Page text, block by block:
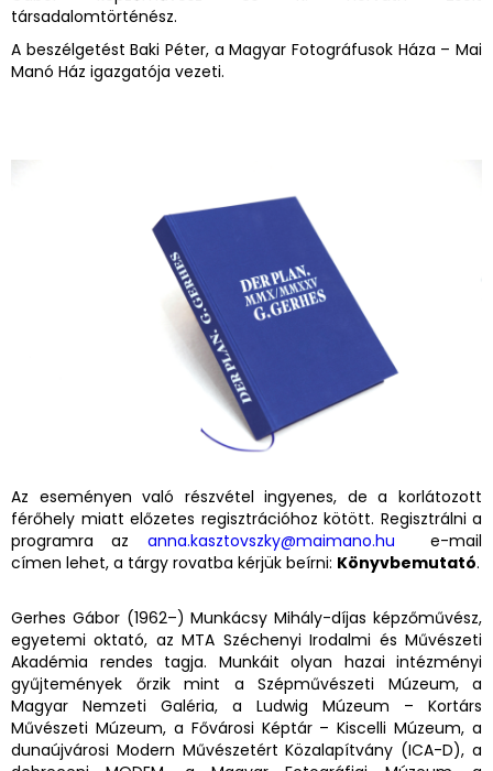
társadalomtörténész.
A beszélgetést Baki Péter, a Magyar Fotográfusok Háza – Mai
Manó Ház igazgatója vezeti.
Az eseményen való részvétel ingyenes, de a korlátozott
férőhely miatt előzetes regisztrációhoz kötött. Regisztrálni a
programra az anna.kasztovszky@maimano.hu e-mail
címen lehet, a tárgy rovatba kérjük beírni: Könyvbemutató.
Gerhes Gábor (1962–) Munkácsy Mihály-díjas képzőművész,
egyetemi oktató, az MTA Széchenyi Irodalmi és Művészeti
Akadémia rendes tagja. Munkáit olyan hazai intézményi
gyűjtemények őrzik mint a Szépművészeti Múzeum, a
Magyar Nemzeti Galéria, a Ludwig Múzeum – Kortárs
Művészeti Múzeum, a Fővárosi Képtár – Kiscelli Múzeum, a
dunaújvárosi Modern Művészetért Közalapítvány (ICA-D), a